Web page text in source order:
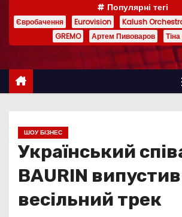
и
Популярні тегі
Євробачення Eurovision Kalush
GREMO
Артем Пивоваров
ШОУ БІЗНЕС
Український
BAURIN випустив
весільний трек